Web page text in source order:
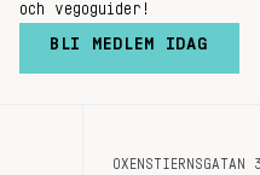
och vegoguider!
BLI MEDLEM IDAG
OXENSTIERNSGATAN